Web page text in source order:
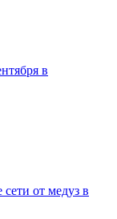
в
от медуз в